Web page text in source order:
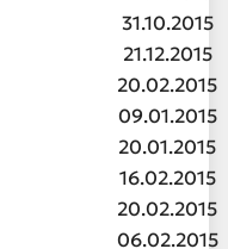
31.10.2015
21.12.2015
20.02.2015
09.01.2015
20.01.2015
16.02.2015
20.02.2015
06.02.2015